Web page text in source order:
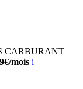
CARBURANT
mois i